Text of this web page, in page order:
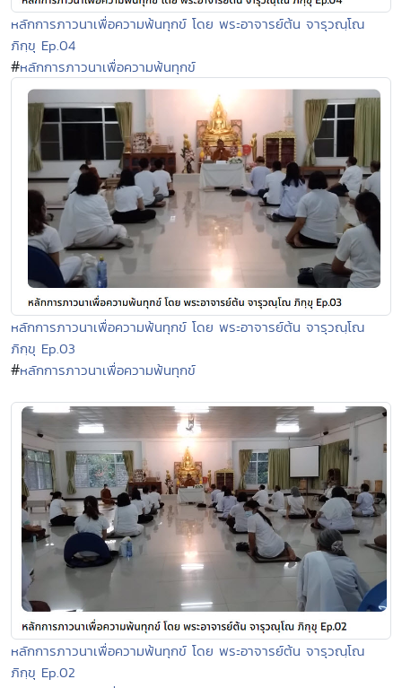
หลักการภาวนาเพื่อความพ้นทุกข์ โดย พระอาจารย์ต้น จารุวณฺโณ
ภิกฺขุ Ep.04
#หลักการภาวนาเพื่อความพ้นทุกข์
หลักการภาวนาเพื่อความพ้นทุกข์ โดย พระอาจารย์ต้น จารุวณฺโณ
ภิกฺขุ Ep.03
#หลักการภาวนาเพื่อความพ้นทุกข์
หลักการภาวนาเพื่อความพ้นทุกข์ โดย พระอาจารย์ต้น จารุวณฺโณ
ภิกฺขุ Ep.02